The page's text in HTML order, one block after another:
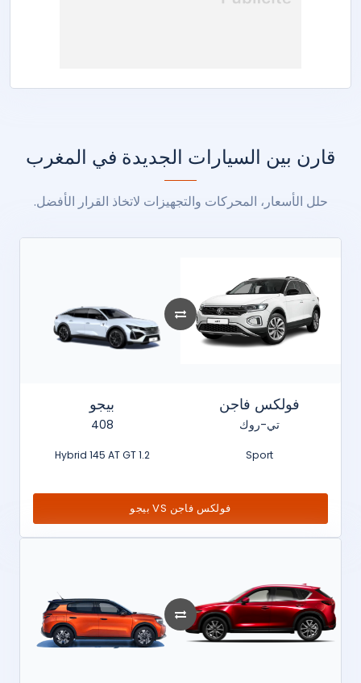
قارن بين السيارات الجديدة في المغرب
حلل الأسعار، المحركات والتجهيزات لاتخاذ القرار الأفضل.
فولكس فاجن
تي-روك
Sport
بيجو
408
1.2 Hybrid 145 AT GT
فولكس فاجن VS بيجو